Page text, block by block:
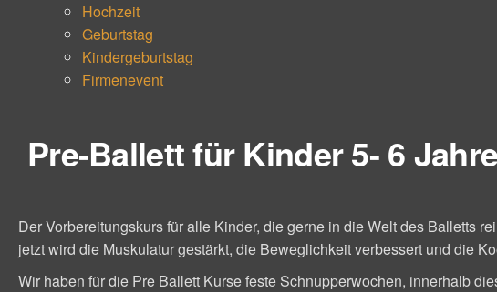
Hochzeit
Geburtstag
Kindergeburtstag
Firmenevent
Pre-Ballett für Kinder 5- 6 Jahre
Der Vorbereitungskurs für alle Kinder, die gerne in die Welt des Balletts
jetzt wird die Muskulatur gestärkt, die Beweglichkeit verbessert und die
Wir haben für die Pre Ballett Kurse feste Schnupperwochen, innerhalb